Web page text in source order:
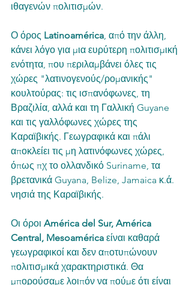
ιθαγενών πολιτισμών.
Ο όρος Latinoamérica, από την άλλη,
κάνει λόγο για μια ευρύτερη πολιτισμική
ενότητα, που περιλαμβάνει όλες τις
χώρες "λατινογενούς/ρομανικής"
κουλτούρας: τις ισπανόφωνες, τη
Βραζιλία, αλλά και τη Γαλλική Guyane
και τις γαλλόφωνες χώρες της
Καραϊβικής. Γεωγραφικά και πάλι
αποκλείει τις μη λατινόφωνες χώρες,
όπως πχ το ολλανδικό Suriname, τα
βρετανικά Guyana, Belize, Jamaica κ.ά.
νησιά της Καραϊβικής.
Οι όροι América del Sur, América
Central, Mesoamérica είναι καθαρά
γεωγραφικοί και δεν αποτυπώνουν
πολιτισμικά χαρακτηριστικά. Θα
μπορούσαμε λοιπόν να πούμε ότι είναι